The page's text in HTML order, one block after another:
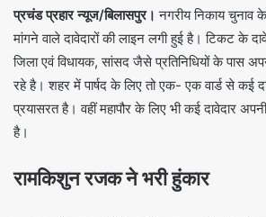
प्रचंड प्रहार न्यूज/बिलासपुर। नगरीय निकाय चुनाव
मांगने वाले दावेदारों की लाइन लगी हुई है। टिकट के
जिला एवं विधायक, सांसद जैसे प्रतिनिधियों के पास
रहे है। शहर में पार्षद के लिए तो एक- एक वार्ड से कई
प्रयासरत है। वहीं महापौर के लिए भी कई दावेदार
है।
रामकिशुन रजक ने भरी हुंकार